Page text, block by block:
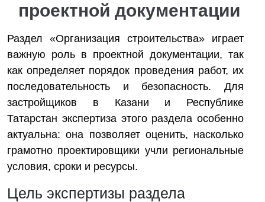
проектной документации
Раздел «Организация строительства» играет
важную роль в проектной документации, так
как определяет порядок проведения работ, их
последовательность и безопасность. Для
застройщиков в Казани и Республике
Татарстан экспертиза этого раздела особенно
актуальна: она позволяет оценить, насколько
грамотно проектировщики учли региональные
условия, сроки и ресурсы.
Цель экспертизы раздела